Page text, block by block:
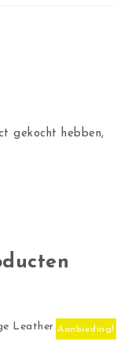
gekocht hebben,
Aanbieding!